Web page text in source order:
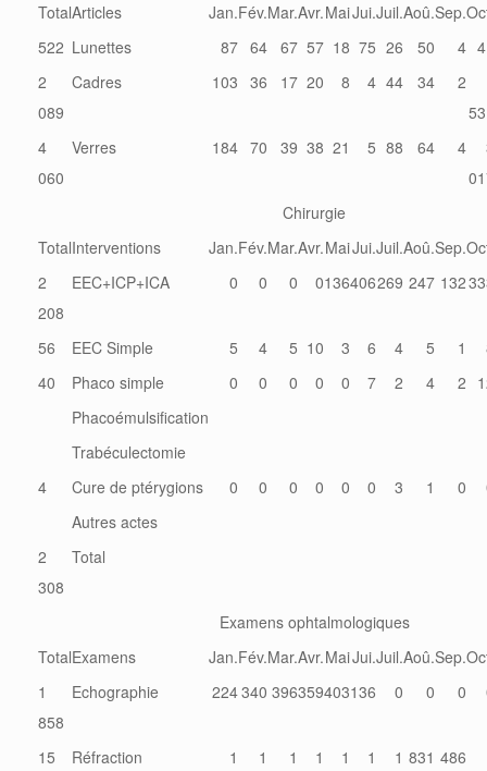
TotalArticles Jan.Fév.Mar.Avr.MaiJui.Juil.Aoû.Sep.
522 Lunettes 87 64 67 57 18 75 26 50 4
2
089
Cadres 103 36 17 20 8 4 44 34 2
4
060
Verres 184 70 39 38 21 5 88 64 4
Chirurgie
TotalInterventions Jan.Fév.Mar.Avr.MaiJui.Juil.Aoû.Sep.
2
208
EEC+ICP+ICA 0 0 0 0136406269 247 132
56 EEC Simple 5 4 5 10 3 6 4 5 1
40
Phaco simple 0 0 0 0 0 7 2 4 2
Phacoémulsification
Trabéculectomie
4
Cure de ptérygions 0 0 0 0 0 0 3 1 0
Autres actes
2
308
Total
Examens ophtalmologiques
TotalExamens Jan.Fév.Mar.Avr.MaiJui.Juil.Aoû.Sep.
1
858
Echographie 224340 396359403136 0 0 0
15
Réfraction
1
1
1
1
1
1
1 831 486